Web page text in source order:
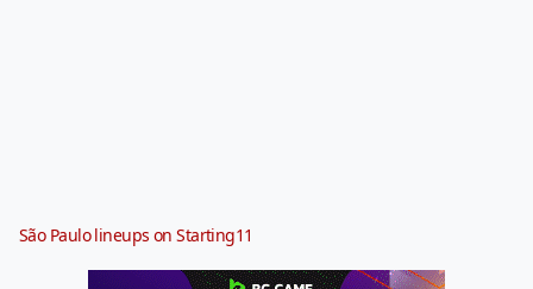
São Paulo lineups on Starting11